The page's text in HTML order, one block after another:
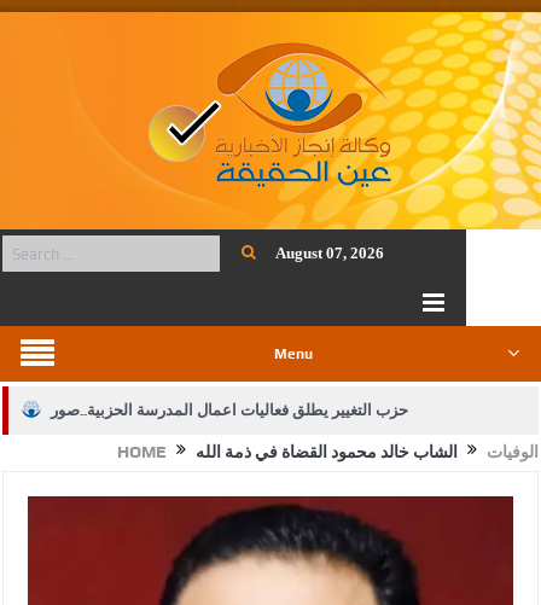
August 07, 2026
Menu
حزب التغيير يطلق فعاليات اعمال المدرسة الحزبية..صور
الجيش يفتح باب التجنيد لحملة البكالوريوس في الحقوق والقانون
بيان اجتماع عمّان:دعم الوصاية الهاشمية التاريخية على المقدسات
الإسلامية والمسيحية
الأمن يتلف 16 مليون حبة كبتاجون و1480 كغم مواد مخدرة
HOME الوفيات الشاب خالد محمود القضاة في ذمة الله